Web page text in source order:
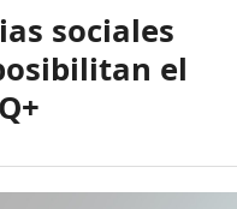
sociales
el